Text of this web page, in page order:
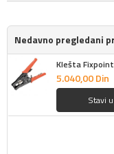
Nedavno pregledani
Klešta
5.040,00Din
Stavi